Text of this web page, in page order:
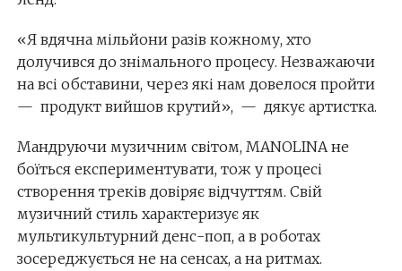
«Я вдячна мільйони разів кожному, хто
долучився до знімального процесу. Незважаючи
на всі обставини, через які нам довелося пройти
— продукт вийшов крутий», — дякує артистка.
Мандруючи музичним світом, MANOLINA не
боїться експериментувати, тож у процесі
створення треків довіряє відчуттям. Свій
музичний стиль характеризує як
мультикультурний денс-поп, а в роботах
зосереджується не на сенсах, а на ритмах.